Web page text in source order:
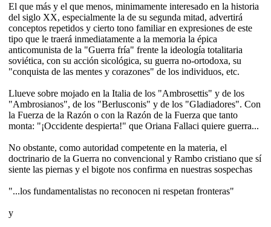
El que más y el que menos, minimamente interesado en la historia
del siglo XX, especialmente la de su segunda mitad, advertirá
conceptos repetidos y cierto tono familiar en expresiones de este
tipo que le traerá inmediatamente a la memoria la épica
anticomunista de la "Guerra fría" frente la ideología totalitaria
soviética, con su acción sicológica, su guerra no-ortodoxa, su
"conquista de las mentes y corazones" de los individuos, etc.
Llueve sobre mojado en la Italia de los "Ambrosettis" y de los
"Ambrosianos", de los "Berlusconis" y de los "Gladiadores". Con
la Fuerza de la Razón o con la Razón de la Fuerza que tanto
monta: "¡Occidente despierta!" que Oriana Fallaci quiere guerra...
No obstante, como autoridad competente en la materia, el
doctrinario de la Guerra no convencional y Rambo cristiano que sí
siente las piernas y el bigote nos confirma en nuestras sospechas
"...los fundamentalistas no reconocen ni respetan fronteras"
y